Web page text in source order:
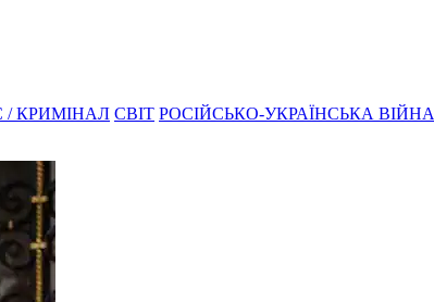
/ КРИМІНАЛ СВІТ РОСІЙСЬКО-УКРАЇНСЬКА ВІЙНА